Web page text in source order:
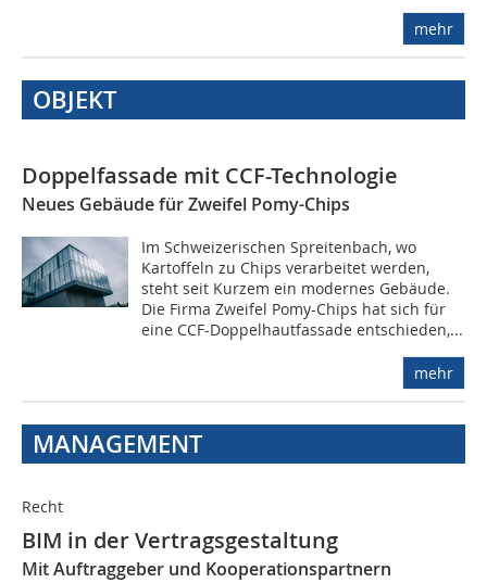
mehr
OBJEKT
Doppelfassade mit CCF-Technologie
Neues Gebäude für Zweifel Pomy-Chips
Im Schweizerischen Spreitenbach, wo
Kartoffeln zu Chips verarbeitet werden,
steht seit Kurzem ein modernes Gebäude.
Die Firma Zweifel Pomy-Chips hat sich für
eine CCF-Doppelhautfassade entschieden,...
mehr
MANAGEMENT
Recht
BIM in der Vertragsgestaltung
Mit Auftraggeber und Kooperationspartnern